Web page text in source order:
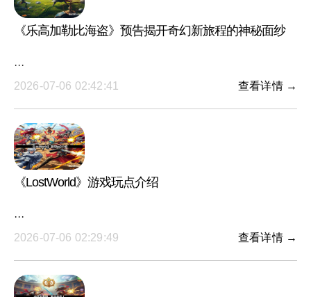
《乐高加勒比海盗》预告揭开奇幻新旅程的神秘面纱
···
2026-07-06 02:42:41
查看详情 →
《LostWorld》游戏玩点介绍
···
2026-07-06 02:29:49
查看详情 →